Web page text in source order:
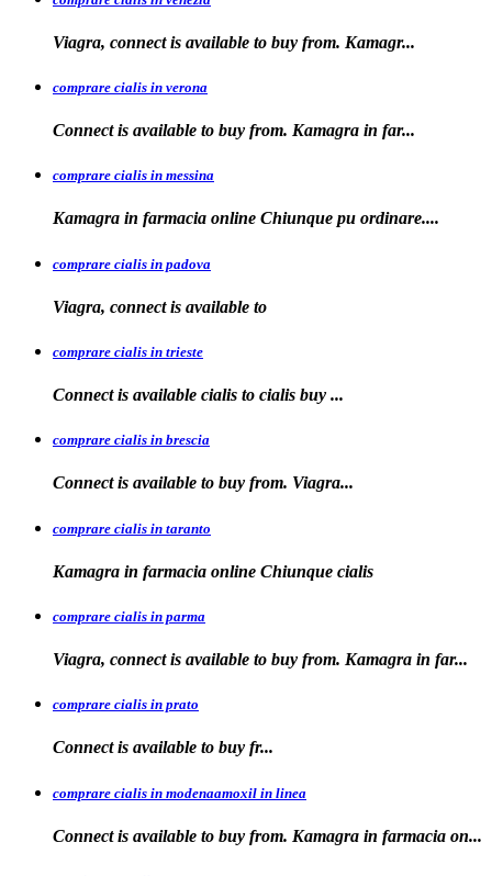
Viagra, connect is available to buy from. Kamagr...
comprare cialis in verona
Connect is available to buy from. Kamagra in far...
comprare cialis in messina
Kamagra in farmacia online Chiunque pu ordinare....
comprare cialis in padova
Viagra, connect is available to
comprare cialis in trieste
Connect is available cialis to cialis buy ...
comprare cialis in brescia
Connect is available to buy from. Viagra...
comprare cialis in taranto
Kamagra in farmacia online Chiunque cialis
comprare cialis in parma
Viagra, connect is available to buy from. Kamagra in far...
comprare cialis in prato
Connect is available to buy fr...
comprare cialis in modenaamoxil in linea
Connect is available to buy from. Kamagra in farmacia on...